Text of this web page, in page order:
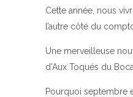
Cette année, nous
l’autre côté du
Une merveilleuse
d’Aux Toqués du
Pourquoi septembre